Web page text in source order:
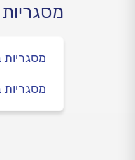
מסגריות
מסגריות